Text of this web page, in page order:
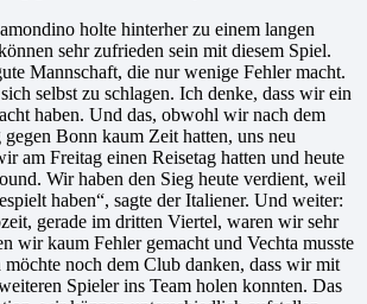
holte hinterher zu einem langen
sehr zufrieden sein mit diesem Spiel.
Mannschaft, die nur wenige Fehler macht.
selbst zu schlagen. Ich denke, dass wir ein
haben. Und das, obwohl wir nach dem
Bonn kaum Zeit hatten, uns neu
am Freitag einen Reisetag hatten und heute
Wir haben den Sieg heute verdient, weil
haben“, sagte der Italiener. Und weiter:
gerade im dritten Viertel, waren wir sehr
wir kaum Fehler gemacht und Vechta musste
noch dem Club danken, dass wir mit
Spieler ins Team holen konnten. Das